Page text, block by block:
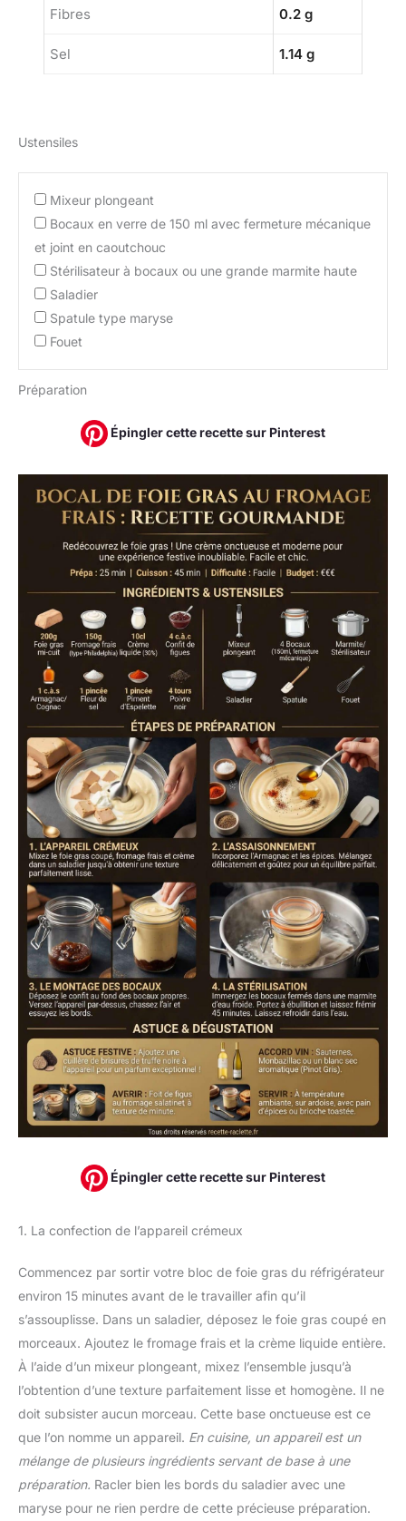
Fibres 0.2 g
Sel 1.14 g
Ustensiles
Mixeur plongeant
Bocaux en verre de 150 ml avec fermeture mécanique
et joint en caoutchouc
Stérilisateur à bocaux ou une grande marmite haute
Saladier
Spatule type maryse
Fouet
Préparation
Épingler cette recette sur Pinterest
Épingler cette recette sur Pinterest
1. La confection de l’appareil crémeux
Commencez par sortir votre bloc de foie gras du réfrigérateur
environ 15 minutes avant de le travailler afin qu’il
s’assouplisse. Dans un saladier, déposez le foie gras coupé en
morceaux. Ajoutez le fromage frais et la crème liquide entière.
À l’aide d’un mixeur plongeant, mixez l’ensemble jusqu’à
l’obtention d’une texture parfaitement lisse et homogène. Il ne
doit subsister aucun morceau. Cette base onctueuse est ce
que l’on nomme un appareil. En cuisine, un appareil est un
mélange de plusieurs ingrédients servant de base à une
préparation. Racler bien les bords du saladier avec une
maryse pour ne rien perdre de cette précieuse préparation.